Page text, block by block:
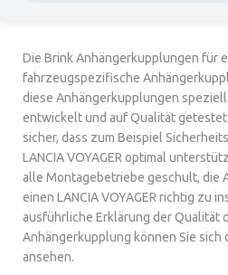
Die Brink Anhängerkupplungen für
fahrzeugspezifische
diese Anhängerkupplungen speziell
entwickelt und auf Qualität
sicher, dass zum Beispiel
LANCIA VOYAGER optimal
alle Montagebetriebe geschult, die
einen LANCIA VOYAGER richtig zu
ausführliche Erklärung der Qualität
Anhängerkupplung können Sie sich
ansehen.